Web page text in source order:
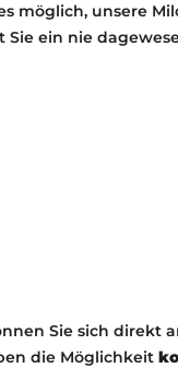
möglich, unsere
ein nie
Sie sich direkt
die Möglichkeit